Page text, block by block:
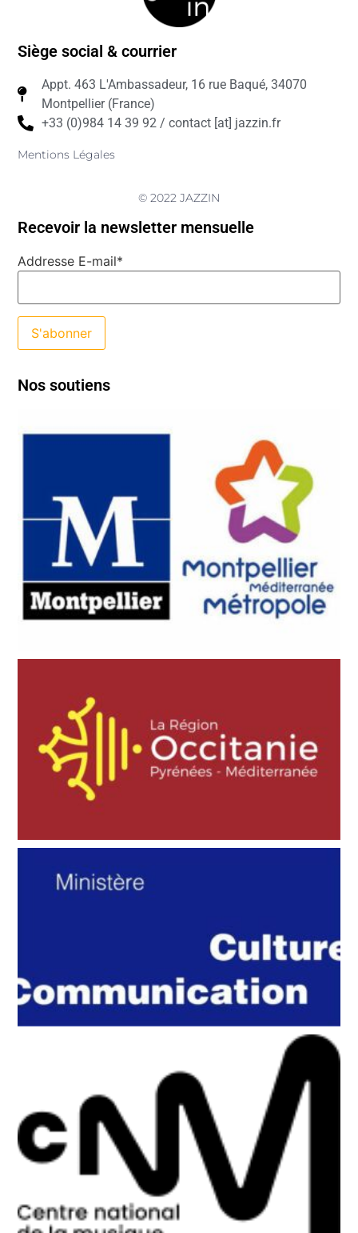
Siège social & courrier
Appt. 463 L'Ambassadeur, 16 rue Baqué, 34070
Montpellier (France)
+33 (0)984 14 39 92 / contact [at] jazzin.fr
Mentions Légales
© 2022 JAZZIN
Recevoir la newsletter mensuelle
Addresse E-mail*
Nos soutiens